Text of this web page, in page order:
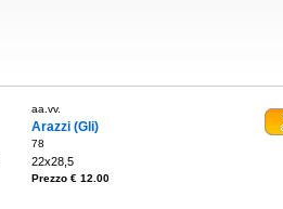
aa.vv.
Arazzi (Gli)
78
22x28,5
Prezzo € 12.00